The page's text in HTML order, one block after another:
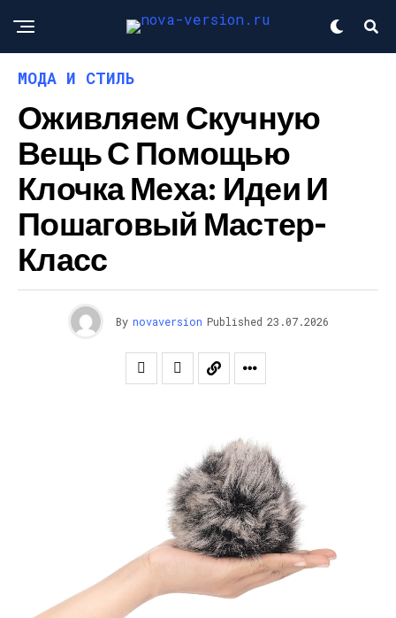
МОДА И СТИЛЬ
Оживляем Скучную
Вещь С Помощью
Клочка Меха: Идеи И
Пошаговый Мастер-
Класс
By novaversion Published 23.07.2026